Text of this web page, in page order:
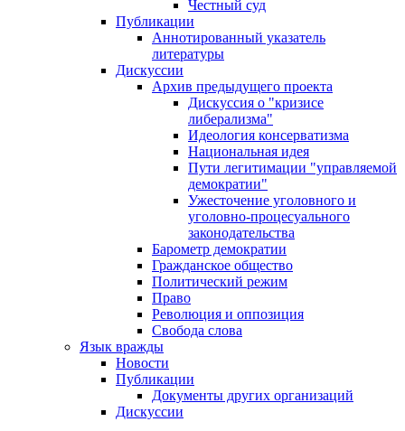
Честный суд
Публикации
Аннотированный указатель
литературы
Дискуссии
Архив предыдущего проекта
Дискуссия о "кризисе
либерализма"
Идеология консерватизма
Национальная идея
Пути легитимации "управляемой
демократии"
Ужесточение уголовного и
уголовно-процесуального
законодательства
Барометр демократии
Гражданское общество
Политический режим
Право
Революция и оппозиция
Свобода слова
Язык вражды
Новости
Публикации
Документы других организаций
Дискуссии